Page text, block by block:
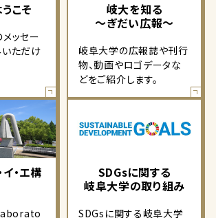
こそ
ッセー
ただけ
岐大を知る
～ぎだい広報～
岐阜大学の広報誌や刊行
物、動画やロゴデータな
どをご紹介します。
・エ構
SDGsに関する
岐阜大学の取り組み
SDGsに関する岐阜大学